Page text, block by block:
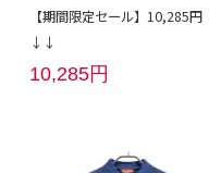
【期間限定セール】10,285円
↓↓
10,285円